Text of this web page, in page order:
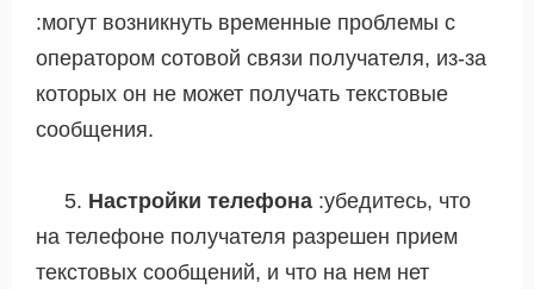
:могут возникнуть временные проблемы с
оператором сотовой связи получателя, из-за
которых он не может получать текстовые
сообщения.
5. Настройки телефона :убедитесь, что
на телефоне получателя разрешен прием
текстовых сообщений, и что на нем нет